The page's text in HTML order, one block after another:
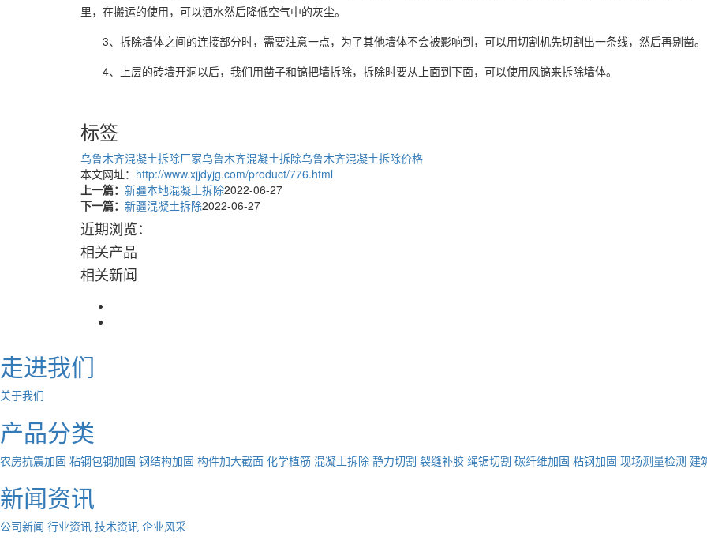
里，在搬运的使用，可以洒水然后降低空气中的灰尘。
3、拆除墙体之间的连接部分时，需要注意一点，为了其他墙体不会被影响到，可以用切割机先切割出一条线，然后再剔凿。
4、上层的砖墙开洞以后，我们用凿子和镐把墙拆除，拆除时要从上面到下面，可以使用风镐来拆除墙体。
标签
乌鲁木齐混凝土拆除厂家乌鲁木齐混凝土拆除乌鲁木齐混凝土拆除价格
本文网址： http://www.xjjdyjg.com/product/776.html
上一篇： 新疆本地混凝土拆除2022-06-27
下一篇： 新疆混凝土拆除2022-06-27
近期浏览：
相关产品
相关新闻
走进我们
关于我们
产品分类
农房抗震加固 粘钢包钢加固 钢结构加固 构件加大截面 化学植筋 混凝土拆除 静力切割 裂缝补胶 绳锯切割 碳纤维加固 粘钢加固 现场测量检测 建
新闻资讯
公司新闻 行业资讯 技术资讯 企业风采